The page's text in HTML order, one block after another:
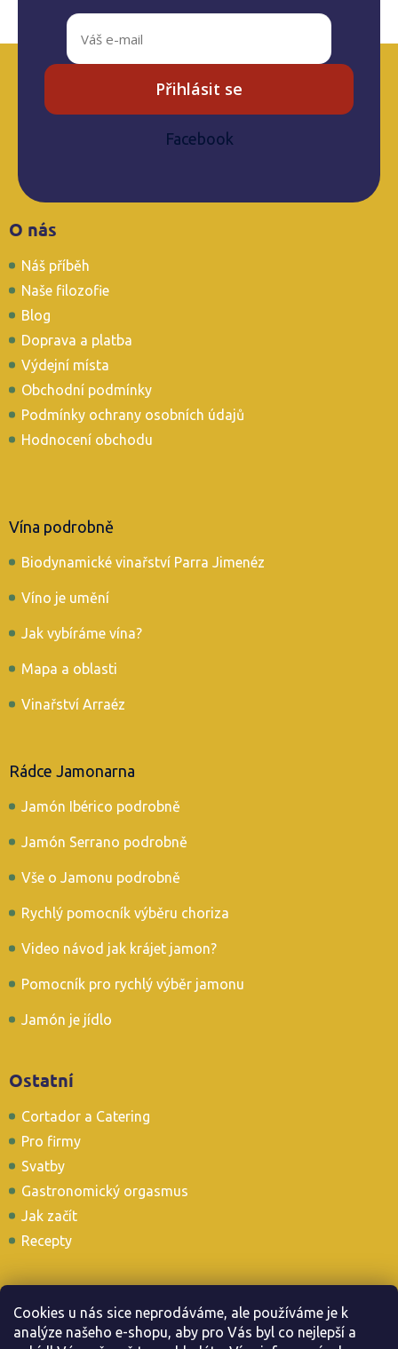
Cookies u nás sice neprodáváme, ale používáme je k
analýze našeho e-shopu, aby pro Vás byl co nejlepší a
Přihlásit se
Facebook
O nás
Náš příběh
Naše filozofie
Blog
Doprava a platba
Výdejní místa
Obchodní podmínky
Podmínky ochrany osobních údajů
Hodnocení obchodu
Vína podrobně
Biodynamické vinařství Parra Jimenéz
Víno je umění
Jak vybíráme vína?
Mapa a oblasti
Vinařství Arraéz
Rádce Jamonarna
Jamón Ibérico podrobně
Jamón Serrano podrobně
Vše o Jamonu podrobně
Rychlý pomocník výběru choriza
Video návod jak krájet jamon?
Pomocník pro rychlý výběr jamonu
Jamón je jídlo
Ostatní
Cortador a Catering
Pro firmy
Svatby
Gastronomický orgasmus
Jak začít
Recepty
Stavte se i u nás v Tapas Baru